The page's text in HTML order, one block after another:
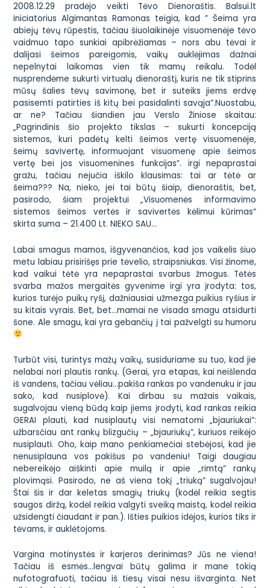
2008.12.29 pradėjo veikti Tėvo Dienoraštis.Balsui.lt
iniciatorius Algimantas Ramonas teigia, kad ” Šeima yra
abiejų tėvų rūpestis, tačiau šiuolaikinėje visuomenėje tėvo
vaidmuo tapo sunkiai apibrėžiamas – nors abu tėvai ir
dalijasi šeimos pareigomis, vaikų auklėjimas dažnai
nepelnytai laikomas vien tik mamų reikalu. Todėl
nusprendėme sukurti virtualų dienoraštį, kuris ne tik stiprins
mūsų šalies tėvų savimonę, bet ir suteiks jiems erdvę
pasisemti patirties iš kitų bei pasidalinti savąja”.Nuostabu,
ar ne? Tačiau šiandien jau Verslo Žiniose skaitau:
„Pagrindinis šio projekto tikslas – sukurti koncepciją
sistemos, kuri padėtų kelti šeimos vertę visuomenėje,
šeimų savivertę, informuojant visuomenę apie šeimos
vertę bei jos visuomenines funkcijas”. irgi nepaprastai
gražu, tačiau nejučia iškilo klausimas: tai ar tėtė ar
šeima??? Na, nieko, jei tai būtų šiaip, dienoraštis, bet,
pasirodo, šiam projektui„Visuomenės informavimo
sistemos šeimos vertės ir savivertės kėlimui kūrimas“
skirta suma – 21.400 Lt. NIEKO SAU…
Labai smagus mamos, išgyvenančios, kad jos vaikelis šiuo
metu labiau prisirišęs prie tėvelio, straipsniukas. Visi žinome,
kad vaikui tėtė yra nepaprastai svarbus žmogus. Tėtės
svarba mažos mergaitės gyvenime irgi yra įrodyta: tos,
kurios turėjo puikų ryšį, dažniausiai užmezga puikius ryšius ir
su kitais vyrais. Bet, bet…mamai ne visada smagu atsidurti
šone. Ale smagu, kai yragebančių į tai pažvelgti su humoru
Turbūt visi, turintys mažų vaikų, susiduriame su tuo, kad jie
nelabai nori plautis rankų. (Gerai, yra etapas, kai neišlenda
iš vandens, tačiau vėliau…pakiša rankas po vandenuku ir jau
sako, kad nusiplovė). Kai dirbau su mažais vaikais,
sugalvojau vieną būdą kaip jiems įrodyti, kad rankas reikia
GERAI plauti, kad nusiplautų visi nematomi „bjauriukai”:
užbarsčiau ant rankų blizgučių – „bjauriukų”, kuriuos reikėjo
nusiplauti. Oho, kaip mano penkiamečiai stebėjosi, kad jie
nenusiplauna vos pakišus po vandeniu! Taigi daugiau
nebereikėjo aiškinti apie muilą ir apie „rimtą” rankų
plovimąsi. Pasirodo, ne aš viena tokį „triuką” sugalvojau!
Štai šis ir dar keletas smagių triukų (kodėl reikia segtis
saugos diržą, kodėl reikia valgyti sveiką maistą, kodėl reikia
užsidengti čiaudant ir pan.). Išties puikios idėjos, kurios tiks ir
tėvams, ir auklėtojoms.
Vargina motinystės ir karjeros derinimas?Jūs ne viena!
Tačiau iš esmės…lengvai būtų galima ir mane tokią
nufotografuoti, tačiau iš tiesų visai nesu išvarginta. Net